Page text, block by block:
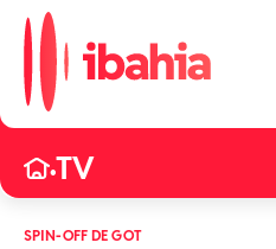
•TV
SPIN-OFF DE GOT